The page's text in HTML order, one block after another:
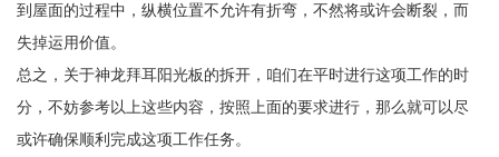
到屋面的过程中，纵横位置不允许有折弯，不然将或许会断裂，而
失掉运用价值。
总之，关于神龙拜耳阳光板的拆开，咱们在平时进行这项工作的时
分，不妨参考以上这些内容，按照上面的要求进行，那么就可以尽
或许确保顺利完成这项工作任务。